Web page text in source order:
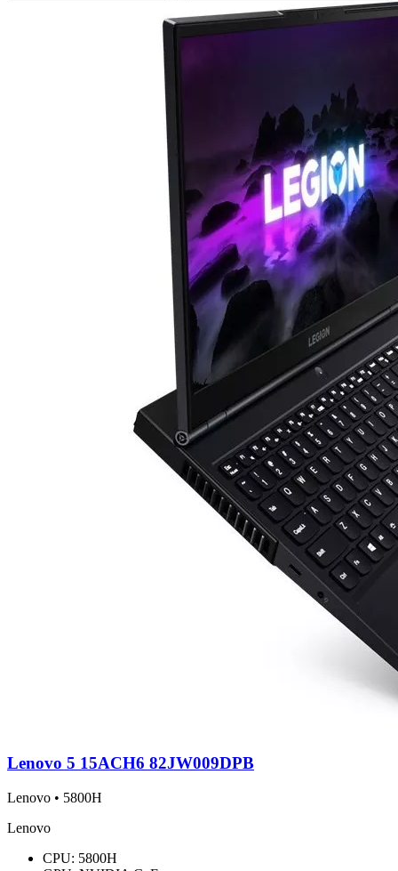
Lenovo 5 15ACH6 82JW009DPB
Lenovo • 5800H
Lenovo
CPU: 5800H